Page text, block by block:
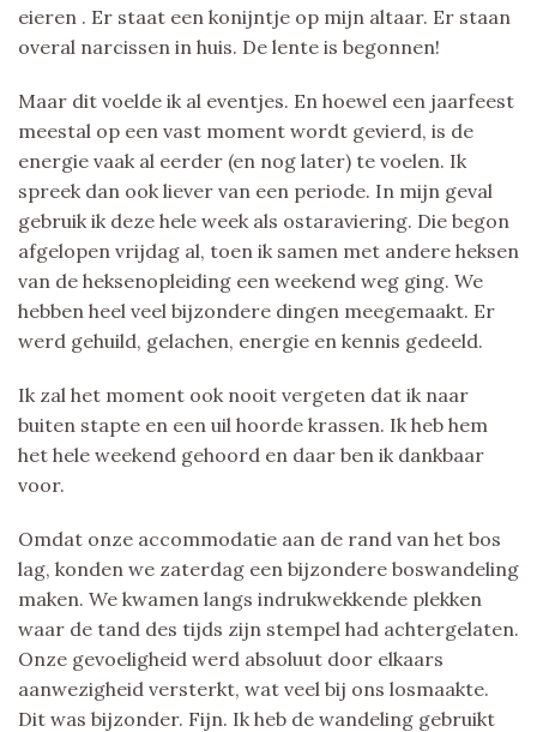
eieren . Er staat een konijntje op mijn altaar. Er staan
overal narcissen in huis. De lente is begonnen!
Maar dit voelde ik al eventjes. En hoewel een jaarfeest
meestal op een vast moment wordt gevierd, is de
energie vaak al eerder (en nog later) te voelen. Ik
spreek dan ook liever van een periode. In mijn geval
gebruik ik deze hele week als ostaraviering. Die begon
afgelopen vrijdag al, toen ik samen met andere heksen
van de heksenopleiding een weekend weg ging. We
hebben heel veel bijzondere dingen meegemaakt. Er
werd gehuild, gelachen, energie en kennis gedeeld.
Ik zal het moment ook nooit vergeten dat ik naar
buiten stapte en een uil hoorde krassen. Ik heb hem
het hele weekend gehoord en daar ben ik dankbaar
voor.
Omdat onze accommodatie aan de rand van het bos
lag, konden we zaterdag een bijzondere boswandeling
maken. We kwamen langs indrukwekkende plekken
waar de tand des tijds zijn stempel had achtergelaten.
Onze gevoeligheid werd absoluut door elkaars
aanwezigheid versterkt, wat veel bij ons losmaakte.
Dit was bijzonder. Fijn. Ik heb de wandeling gebruikt